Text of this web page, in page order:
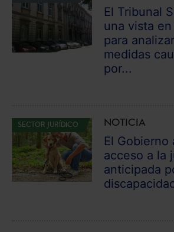
El Tribunal
una vista
para
medidas
por...
SECTOR JURÍDICO NOTICIA
El Gobierno
acceso a la
anticipada